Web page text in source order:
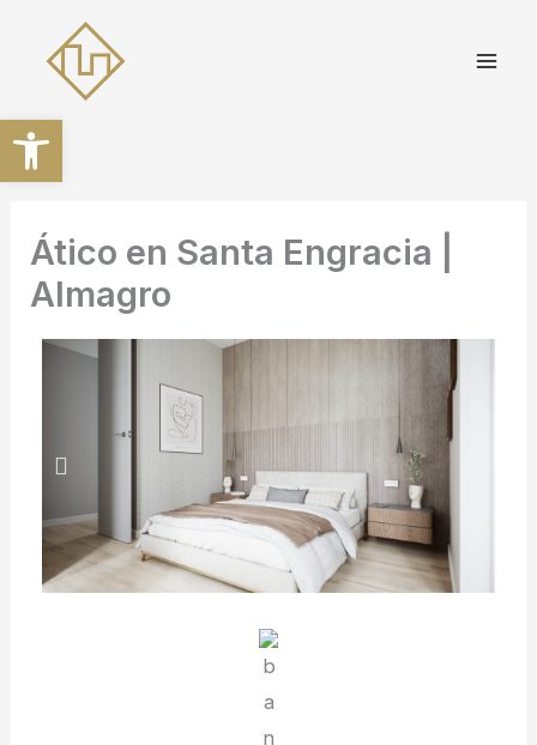
Abrir barra de herramientas
contenido
Ático en Santa Engracia |
Almagro